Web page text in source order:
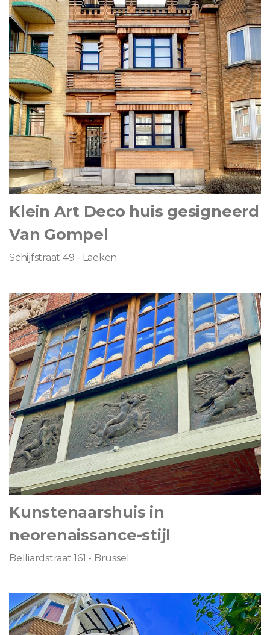
Klein Art Deco huis gesigneerd
Van Gompel
Schijfstraat 49 - Laeken
Kunstenaarshuis in
neorenaissance-stijl
Belliardstraat 161 - Brussel